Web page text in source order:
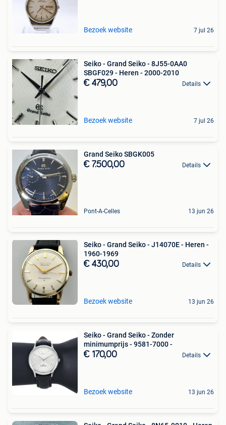
Bezoek website 7 jul 26
Seiko - Grand Seiko - 8J55-0AA0
SBGF029 - Heren - 2000-2010
€ 479,00 Details
Bezoek website 7 jul 26
Grand Seiko SBGK005
€ 7.500,00 Details
Pont-A-Celles 13 jun 26
Seiko - Grand Seiko - J14070E - Heren -
1960-1969
€ 430,00 Details
Bezoek website 13 jun 26
Seiko - Grand Seiko - Zonder
minimumprijs - 9581-7000 -
€ 170,00 Details
Bezoek website 13 jun 26